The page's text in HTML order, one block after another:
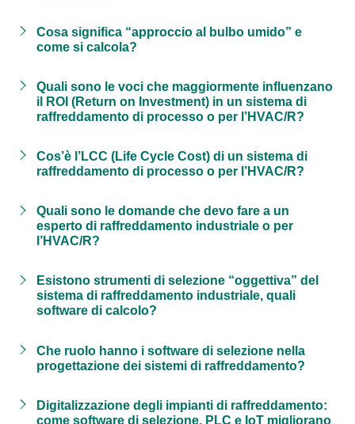
Cosa significa “approccio al bulbo umido” e
come si calcola?
Quali sono le voci che maggiormente influenzano
il ROI (Return on Investment) in un sistema di
raffreddamento di processo o per l’HVAC/R?
Cos’è l’LCC (Life Cycle Cost) di un sistema di
raffreddamento di processo o per l’HVAC/R?
Quali sono le domande che devo fare a un
esperto di raffreddamento industriale o per
l’HVAC/R?
Esistono strumenti di selezione “oggettiva” del
sistema di raffreddamento industriale, quali
software di calcolo?
Che ruolo hanno i software di selezione nella
progettazione dei sistemi di raffreddamento?
Digitalizzazione degli impianti di raffreddamento:
come software di selezione, PLC e IoT migliorano